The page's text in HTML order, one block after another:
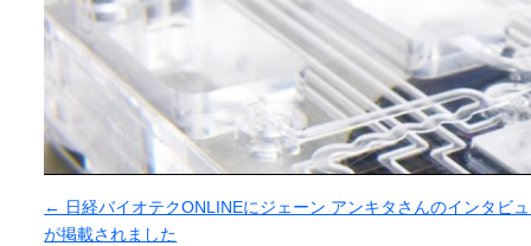
← 日経バイオテクONLINEにジェーン アンキタさんのインタビ
が掲載されました